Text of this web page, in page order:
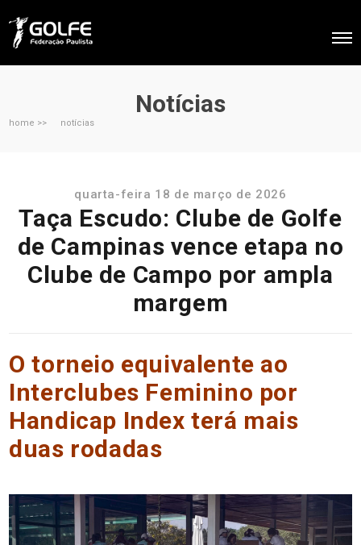
Notícias
home >> notícias
quarta-feira 18 de março de 2026
Taça Escudo: Clube de Golfe
de Campinas vence etapa no
Clube de Campo por ampla
margem
O torneio equivalente ao
Interclubes Feminino por
Handicap Index terá mais
duas rodadas